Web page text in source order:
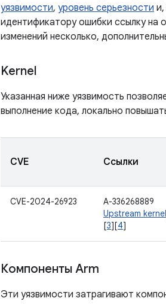
уязвимости, уровень серьезности
идентификатору ошибки ссылку на
изменений несколько,
Kernel
Указанная ниже уязвимость
выполнение кода, локально
CVE Ссылки
CVE-2024-26923
A-336268889
Upstream kernel
[3][4]
Компоненты Arm
Эти уязвимости затрагивают